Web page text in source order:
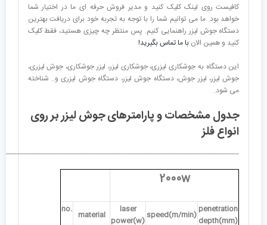
کافیست روی لینک کلیک کنید و مدیر فروش حرفه ای ما در اختیار شما
خواهد بود. ما می توانیم شما را با توجه به تجربه خود برای دریافت بهترین
دستگاه جوش لیزر راهنمایی کنیم. پس منتظر چه چیزی هستید، فقط کلیک
کنید و همین الان با ما تماس بگیرید!
این دستگاه به جوشکاری لیزری، جوشکاری لیزر، لیزر جوشکاری، جوش لیزری،
جوش لیزر، لیزر جوش، دستگاه جوش لیزر، دستگاه جوش لیزری و.. شناخته
می شود.
جدول مشخصات و پارامترهای جوش لیزر بر روی
انواع فلز
2000w
penetration
depth(mm)
speed(m/min)
laser
power(w)
material
no.